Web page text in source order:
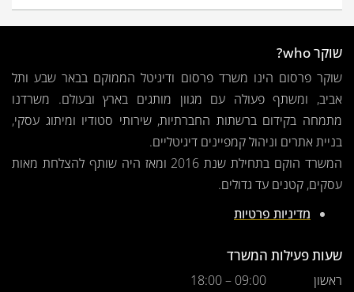
שוקר who?
שוקר פרסום הינו משרד פרסום ודיגיטל הממוקם בבאר שבע ותל
אביב, ומשתף פעולה עם מגוון מותגים בארץ ובעולם. משרדנו
מתמחה בקידום ברשתות החברתיות, שירותי סטודיו ומיתוג עסקי,
בניית אתרים וניהול קמפיינים דיגיטליים.
המשרד הוקם בתחילת שנת 2016 ומאז היה שותף להצלחת מאות
עסקים, קטנים עד גדולים.
מדיניות פרטיות
שעות פעילות המשרד
ראשון 09:00 – 18:00